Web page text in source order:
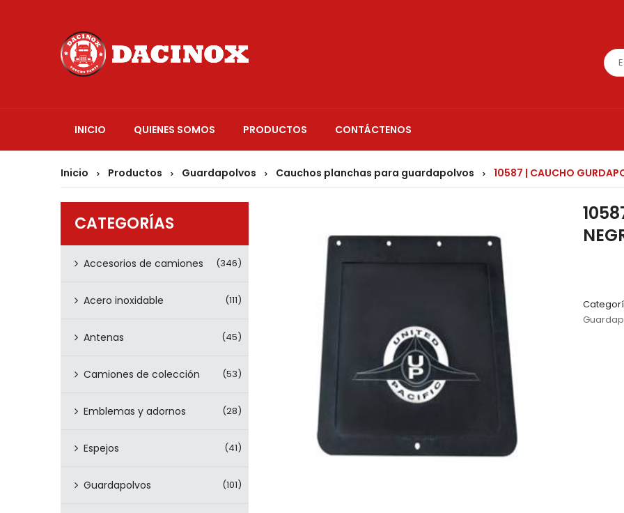
INICIO QUIENES SOMOS PRODUCTOS CONTÁCTENOS
Inicio > Productos > Guardapolvos > Cauchos planchas para guardapolvos > 10587 | CAUCHO
CATEGORÍAS
Accesorios de camiones (346)
Acero inoxidable (111)
Antenas (45)
Camiones de colección (53)
Emblemas y adornos (28)
Espejos (41)
Guardapolvos (101)